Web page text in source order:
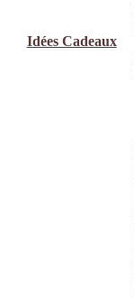
Idées Cadeaux